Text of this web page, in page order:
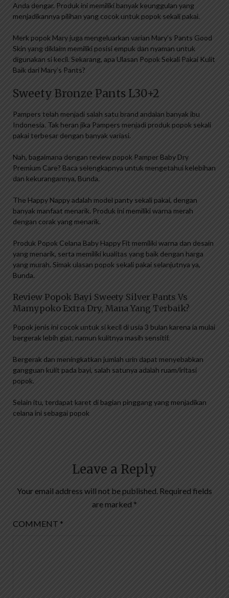
Anda dengar. Produk ini memiliki banyak keunggulan yang
menjadikannya pilihan yang cocok untuk popok sekali pakai.
Merk popok Mary juga mengeluarkan varian Mary’s Pants Good
Skin yang diklaim memiliki posisi empuk dan nyaman untuk
digunakan si kecil. Sekarang, apa Ulasan Popok Sekali Pakai Kulit
Baik dari Mary’s Pants?
Sweety Bronze Pants L30+2
Pampers telah menjadi salah satu brand andalan banyak ibu
Indonesia. Tak heran jika Pampers menjadi produk popok sekali
pakai terbesar dengan banyak variasi.
Nah, bagaimana dengan review popok Pamper Baby Dry
Premium Care? Baca selengkapnya untuk mengetahui kelebihan
dan kekurangannya, Bunda.
The Happy Nappy adalah model panty sekali pakai, dengan
banyak manfaat menarik. Produk ini memiliki warna merah
dengan corak yang menarik.
Produk Popok Celana Baby Happy Fit memiliki warna dan desain
yang menarik, serta memiliki kualitas yang baik dengan harga
yang murah. Simak ulasan popok sekali pakai selanjutnya ya,
Bunda.
Review Popok Bayi Sweety Silver Pants Vs
Mamypoko Extra Dry, Mana Yang Terbaik?
Popok jenis ini cocok untuk si kecil di usia 3 bulan karena ia mulai
bergerak lebih giat, namun kulitnya masih sensitif.
Bergerak dan meningkatkan jumlah urin dapat menyebabkan
gangguan kulit pada bayi, salah satunya adalah ruam/iritasi
popok.
Selain itu, terdapat karet di bagian pinggang yang menjadikan
celana ini sebagai popok
Leave a Reply
Your email address will not be published. Required fields
are marked *
COMMENT *